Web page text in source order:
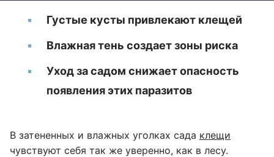
Густые кусты привлекают клещей
Влажная тень создает зоны риска
Уход за садом снижает опасность
появления этих паразитов
В затененных и влажных уголках сада клещи
чувствуют себя так же уверенно, как в лесу.